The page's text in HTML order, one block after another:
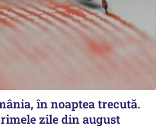
în noaptea trecută.
zile din august